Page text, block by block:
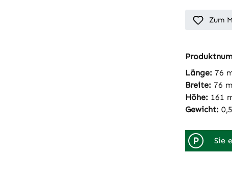
Zum
Länge: 76
Breite: 76
Höhe: 161
Gewicht:
P Sie